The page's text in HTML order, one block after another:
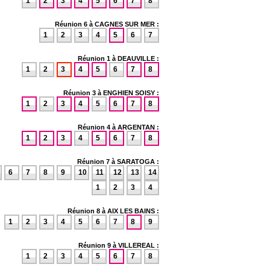
Réunion 6 à CAGNES SUR MER :
7
6
5
4
3
2
1
Réunion 1 à DEAUVILLE :
8
7
6
5
4
3
2
1
Réunion 3 à ENGHIEN SOISY :
8
7
6
5
4
3
2
1
Réunion 4 à ARGENTAN :
8
7
6
5
4
3
2
1
Réunion 7 à SARATOGA :
14
13
12
11
10
9
8
7
6
4
3
2
1
Réunion 8 à AIX LES BAINS :
9
8
7
6
5
4
3
2
1
Réunion 9 à VILLEREAL :
8
7
6
5
4
3
2
1